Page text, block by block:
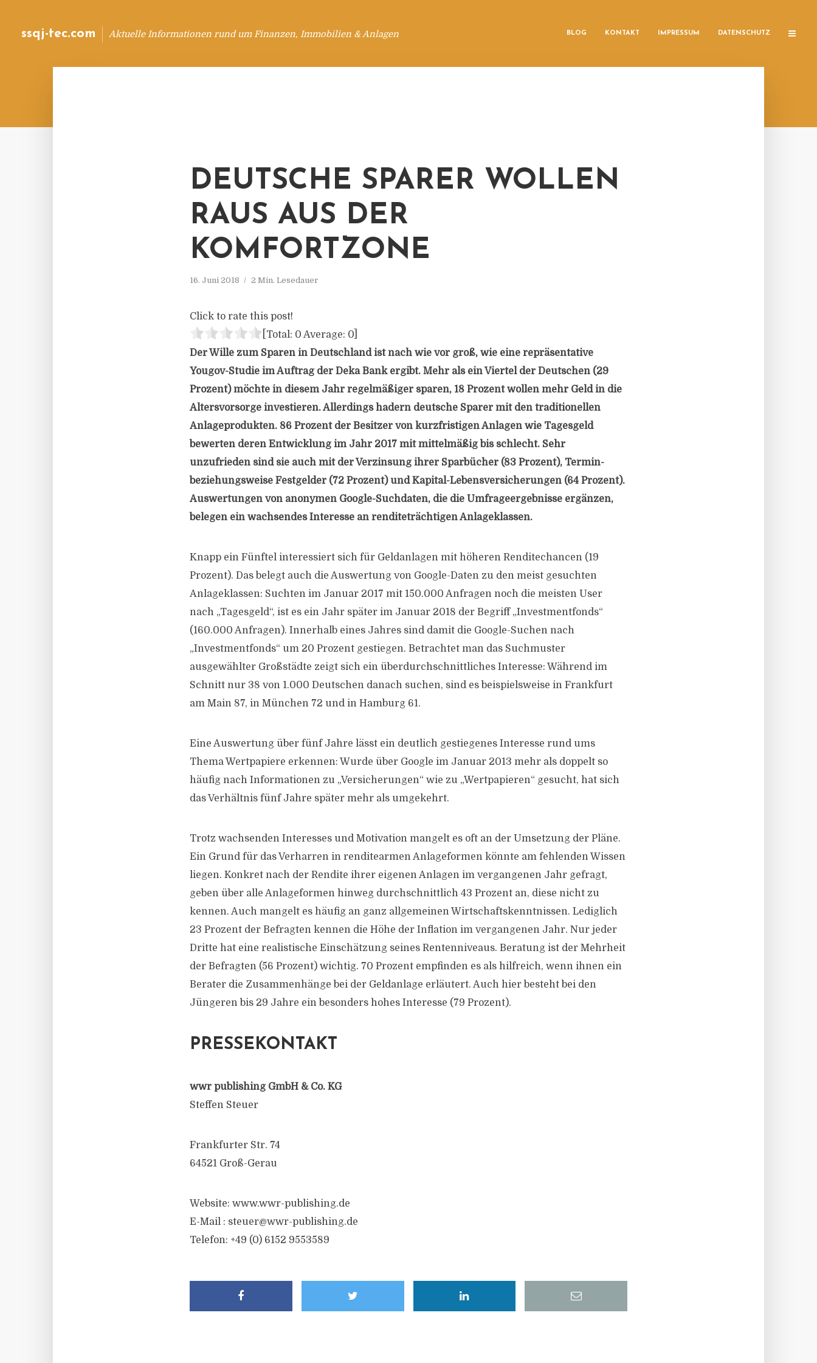
ssqj-tec.com Aktuelle Informationen rund um Finanzen, Immobilien & Anlagen BLOG KONTAKT IMPRESSUM DATENSCHUTZ
DEUTSCHE SPARER WOLLEN
RAUS AUS DER
KOMFORTZONE
16. Juni 2018 2 Min. Lesedauer
Click to rate this post!
[Total: 0 Average: 0
Der Wille zum Sparen in Deutschland ist nach wie vor groß, wie eine repräsentative
Yougov-Studie im Auftrag der Deka Bank ergibt. Mehr als ein Viertel der Deutschen (29
Prozent) möchte in diesem Jahr regelmäßiger sparen, 18 Prozent wollen mehr Geld in die
Altersvorsorge investieren. Allerdings hadern deutsche Sparer mit den traditionellen
Anlageprodukten. 86 Prozent der Besitzer von kurzfristigen Anlagen wie Tagesgeld
bewerten deren Entwicklung im Jahr 2017 mit mittelmäßig bis schlecht. Sehr
unzufrieden sind sie auch mit der Verzinsung ihrer Sparbücher (83 Prozent), Termin-
beziehungsweise Festgelder (72 Prozent) und Kapital-Lebensversicherungen (64 Prozent).
Auswertungen von anonymen Google-Suchdaten, die die Umfrageergebnisse ergänzen,
belegen ein wachsendes Interesse an renditeträchtigen Anlageklassen.
Knapp ein Fünftel interessiert sich für Geldanlagen mit höheren Renditechancen (19
Prozent). Das belegt auch die Auswertung von Google-Daten zu den meist gesuchten
Anlageklassen: Suchten im Januar 2017 mit 150.000 Anfragen noch die meisten User
nach „Tagesgeld“, ist es ein Jahr später im Januar 2018 der Begriff „Investmentfonds“
(160.000 Anfragen). Innerhalb eines Jahres sind damit die Google-Suchen nach
„Investmentfonds“ um 20 Prozent gestiegen. Betrachtet man das Suchmuster
ausgewählter Großstädte zeigt sich ein überdurchschnittliches Interesse: Während im
Schnitt nur 38 von 1.000 Deutschen danach suchen, sind es beispielsweise in Frankfurt
am Main 87, in München 72 und in Hamburg 61.
Eine Auswertung über fünf Jahre lässt ein deutlich gestiegenes Interesse rund ums
Thema Wertpapiere erkennen: Wurde über Google im Januar 2013 mehr als doppelt so
häufig nach Informationen zu „Versicherungen“ wie zu „Wertpapieren“ gesucht, hat sich
das Verhältnis fünf Jahre später mehr als umgekehrt.
Trotz wachsenden Interesses und Motivation mangelt es oft an der Umsetzung der Pläne.
Ein Grund für das Verharren in renditearmen Anlageformen könnte am fehlenden Wissen
liegen. Konkret nach der Rendite ihrer eigenen Anlagen im vergangenen Jahr gefragt,
geben über alle Anlageformen hinweg durchschnittlich 43 Prozent an, diese nicht zu
kennen. Auch mangelt es häufig an ganz allgemeinen Wirtschaftskenntnissen. Lediglich
23 Prozent der Befragten kennen die Höhe der Inflation im vergangenen Jahr. Nur jeder
Dritte hat eine realistische Einschätzung seines Rentenniveaus. Beratung ist der Mehrheit
der Befragten (56 Prozent) wichtig. 70 Prozent empfinden es als hilfreich, wenn ihnen ein
Berater die Zusammenhänge bei der Geldanlage erläutert. Auch hier besteht bei den
Jüngeren bis 29 Jahre ein besonders hohes Interesse (79 Prozent).
PRESSEKONTAKT
wwr publishing GmbH & Co. KG
Steffen Steuer
Frankfurter Str. 74
64521 Groß-Gerau
Website: www.wwr-publishing.de
E-Mail : steuer@wwr-publishing.de
Telefon: +49 (0) 6152 9553589